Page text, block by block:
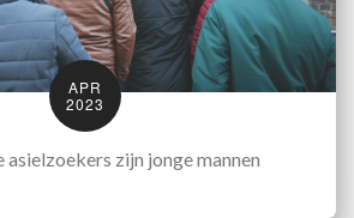
APR
2023
asielzoekers zijn jonge mannen